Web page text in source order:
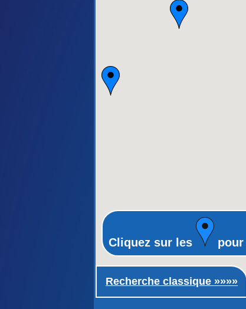
Recherche classique ►
Recherche classique »»»»
Cliquez sur les